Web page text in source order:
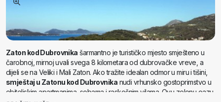
Zaton kod Dubrovnika šarmantno je turističko mjesto smješteno u
čarobnoj, mirnoj uvali svega 8 kilometara od dubrovačke vreve, a
dijeli se na Veliki i Mali Zaton. Ako tražite idealan odmor u miru i tišini,
smještaj u Zatonu kod Dubrovnika nudi vrhunsko gostoprimstvo u
obiteljskim apartmanima, sobama i raskošnim vilama. Ovu zelenu oazu